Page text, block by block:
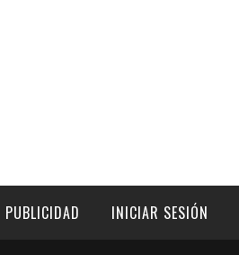
PUBLICIDAD INICIAR SESIÓN